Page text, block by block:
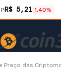
R$ 5,21 1.40%
Preço das